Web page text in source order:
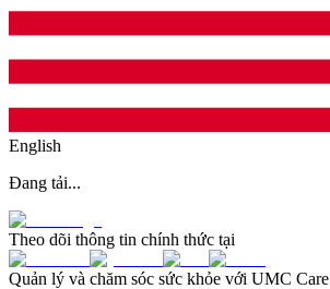
English
Đang tải...
Theo dõi thông tin chính thức tại
Quản lý và chăm sóc sức khỏe với UMC Care